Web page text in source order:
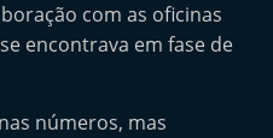
com as oficinas
encontrava em fase de
números, mas